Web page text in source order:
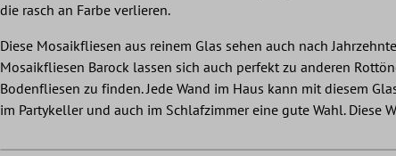
die rasch an Farbe verlieren.
Diese Mosaikfliesen aus reinem Glas sehen auch nach
Mosaikfliesen Barock lassen sich auch perfekt zu anderen
Bodenfliesen zu finden. Jede Wand im Haus kann mit diesem
im Partykeller und auch im Schlafzimmer eine gute Wahl.